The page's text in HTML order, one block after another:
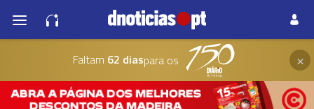
Faltam 62 diaspara os ×